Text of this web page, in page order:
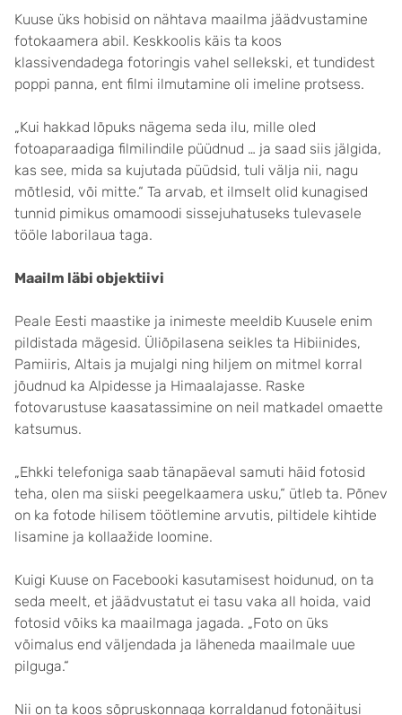
Kuuse üks hobisid on nähtava maailma jäädvustamine
fotokaamera abil. Keskkoolis käis ta koos
klassivendadega fotoringis vahel sellekski, et tundidest
poppi panna, ent filmi ilmutamine oli imeline protsess.
„Kui hakkad lõpuks nägema seda ilu, mille oled
fotoaparaadiga filmilindile püüdnud … ja saad siis jälgida,
kas see, mida sa kujutada püüdsid, tuli välja nii, nagu
mõtlesid, või mitte.“ Ta arvab, et ilmselt olid kunagised
tunnid pimikus omamoodi sissejuhatuseks tulevasele
tööle laborilaua taga.
Maailm läbi objektiivi
Peale Eesti maastike ja inimeste meeldib Kuusele enim
pildistada mägesid. Üliõpilasena seikles ta Hibiinides,
Pamiiris, Altais ja mujalgi ning hiljem on mitmel korral
jõudnud ka Alpidesse ja Himaalajasse. Raske
fotovarustuse kaasatassimine on neil matkadel omaette
katsumus.
„Ehkki telefoniga saab tänapäeval samuti häid fotosid
teha, olen ma siiski peegelkaamera usku,“ ütleb ta. Põnev
on ka fotode hilisem töötlemine arvutis, piltidele kihtide
lisamine ja kollaažide loomine.
Kuigi Kuuse on Facebooki kasutamisest hoidunud, on ta
seda meelt, et jäädvustatut ei tasu vaka all hoida, vaid
fotosid võiks ka maailmaga jagada. „Foto on üks
võimalus end väljendada ja läheneda maailmale uue
pilguga.“
Nii on ta koos sõpruskonnaga korraldanud fotonäitusi